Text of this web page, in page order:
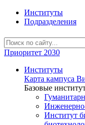
Институты
Подразделения
Приоритет 2030
Институты
Карта кампуса
Базовые
Институт